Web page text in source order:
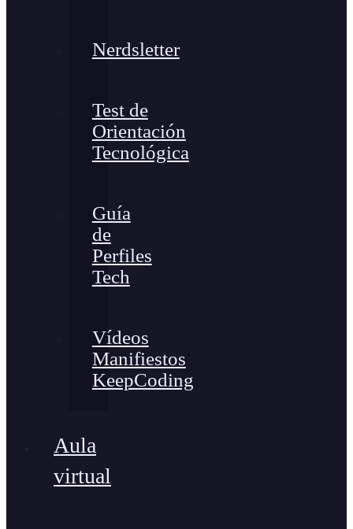
Nerdsletter
Test de
Orientación
Tecnológica
Guía
de
Perfiles
Tech
Vídeos
Manifiestos
KeepCoding
Aula
virtual